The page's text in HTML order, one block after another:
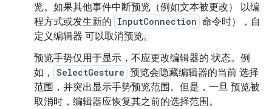
览。如果其他事件中断预览（例如文本被更改） 以编
程方式或发生新的 InputConnection 命令时），自
定义编辑器 可以取消预览。
预览手势仅用于显示，不应更改编辑器的 状态。例
如，
SelectGesture 预览会隐藏编辑器的当前 选择
范围，并突出显示手势预览范围。但是，一旦 预览被
取消时，编辑器应恢复其之前的选择范围。